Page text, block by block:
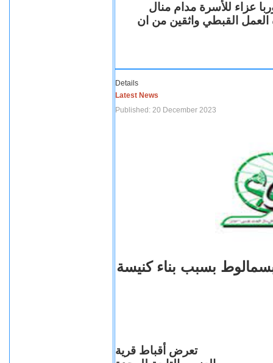
عزاء للأسرة مدام منال
العمل القبطي واثقين من ان
Details
Latest News
Published: 20 December 2023
بسبب بناء كنيسة
تعرض أقباط قرية